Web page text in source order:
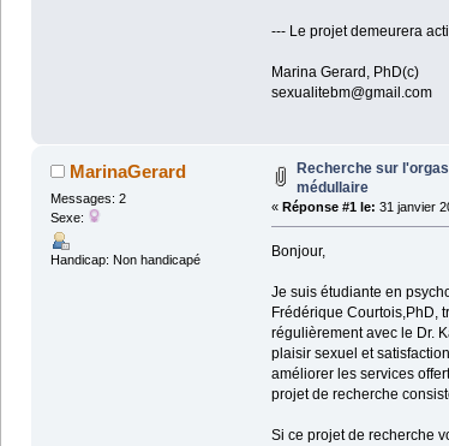
--- Le projet demeurera
Marina Gerard, PhD(c)
sexualitebm@gmail.com
MarinaGerard
Messages: 2
Sexe:
Handicap: Non handicapé
Recherche sur
médullaire
« Réponse #1 le: 31 janvier
Bonjour,
Je suis étudiante en
Frédérique Courtois,PhD,
régulièrement avec le Dr.
plaisir sexuel et
améliorer les services
projet de recherche
Si ce projet de recherche